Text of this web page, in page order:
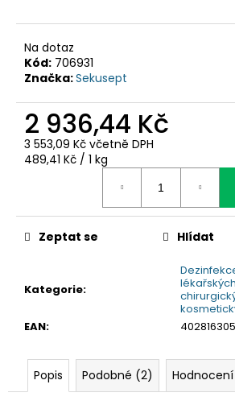
Na dotaz
Kód: 706931
Značka:Sekusept
2 936,44 Kč
3 553,09 Kč včetně DPH
Měrná
489,41 Kč / 1 kg
Kategorie:
EAN:
Zeptat se Hlídat
Popis Podobné (2) Hodnocení
o
u
č
j
m
e